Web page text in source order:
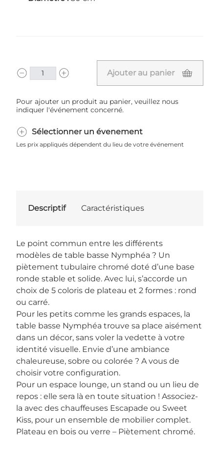
Ajouter au panier
Pour ajouter un produit au panier, veuillez nous
indiquer l'événement concerné.
Sélectionner un évenement
Les prix appliqués dépendent du lieu de votre événement
Descriptif Caractéristiques
Le point commun entre les différents
modèles de table basse Nymphéa ? Un
piètement tubulaire chromé doté d’une base
ronde stable et solide. Avec lui, s’accorde un
choix de 5 coloris de plateau et 2 formes : rond
ou carré.
Pour les petits comme les grands espaces, la
table basse Nymphéa trouve sa place aisément
dans un décor, sans voler la vedette à votre
identité visuelle. Envie d’une ambiance
chaleureuse, sobre ou colorée ? A vous de
choisir votre configuration.
Pour un espace lounge, un stand ou un lieu de
repos : elle sera là en toute situation ! Associez-
la avec des chauffeuses Escapade ou Sweet
Kiss, pour un ensemble de mobilier complet.
Plateau en bois ou verre – Piètement chromé.